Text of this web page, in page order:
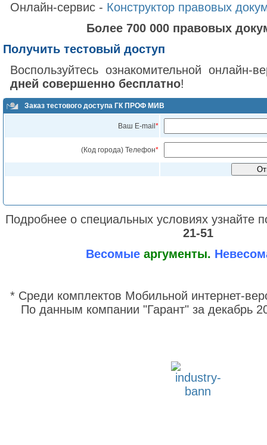
Онлайн-сервис - Конструктор правовых
Более 700 000 правовых
Получить тестовый доступ
Воспользуйтесь ознакомительной онлайн-
дней совершенно бесплатно!
Заказ тестового доступа ГК ПРОФ МИВ
Ваш E-mail *
(Код города) Телефон*
Подробнее о специальных условиях узнайте
21-51
Весомые аргументы.
* Среди комплектов Мобильной интернет-
По данным компании "Гарант" за декабрь